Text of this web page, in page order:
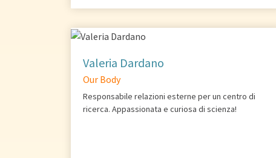
Valeria Dardano
Our Body
Responsabile relazioni esterne per un centro di
ricerca. Appassionata e curiosa di scienza!